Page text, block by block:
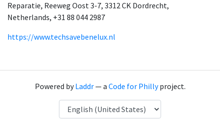
Reparatie, Reeweg Oost 3-7, 3312 CK Dordrecht,
Netherlands, +31 88 044 2987
https://www.techsavebenelux.nl
Powered byLaddr— a Code for Phillyproject.
Language